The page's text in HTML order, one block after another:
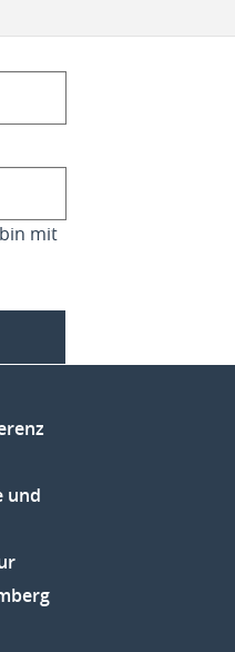
mit
und